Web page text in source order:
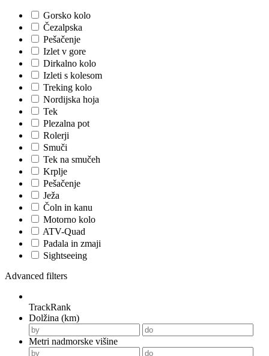
Gorsko kolo
Čezalpska
Pešačenje
Izlet v gore
Dirkalno kolo
Izleti s kolesom
Treking kolo
Nordijska hoja
Tek
Plezalna pot
Rolerji
Smuči
Tek na smučeh
Krplje
Pešačenje
Ježa
Čoln in kanu
Motorno kolo
ATV-Quad
Padala in zmaji
Sightseeing
Advanced filters
TrackRank
Dolžina (km)
Metri nadmorske višine